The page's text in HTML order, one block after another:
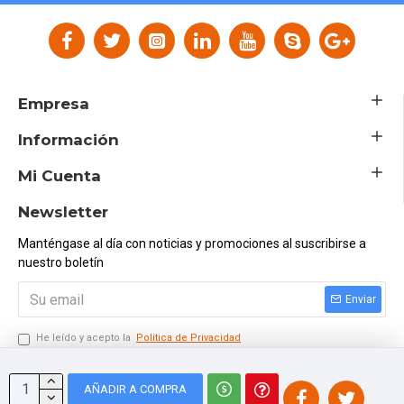
Clase Energética: A+
Tipo de LEDs:
Dimable: TRIAC
Eficacia Diodo LED (Lm/W):
Eficacia Luminosa (Lm/W):
Certificados: CE - ROHS
AÑADIR A COMPRA
Empresa
Información
Mi Cuenta
Newsletter
Manténgase al día con noticias y promociones al suscribirse a
nuestro boletín
Enviar
He leído y acepto la Política de Privacidad